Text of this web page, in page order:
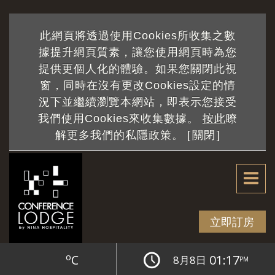
此網頁將透過使用Cookies所收集之數
據提升網頁質素，讓您使用網頁時為您
提供更個人化的體驗。如果您關閉此視
窗，同時在沒有更改Cookies設定的情
況下並繼續瀏覽本網站，即表示您接受
我們使用Cookies來收集數據。 按此瞭
解更多我們的私隱政策。 [ 關閉 ]
立即訂房
oC 8月8日 01:17PM
currentPage
/ totalPage